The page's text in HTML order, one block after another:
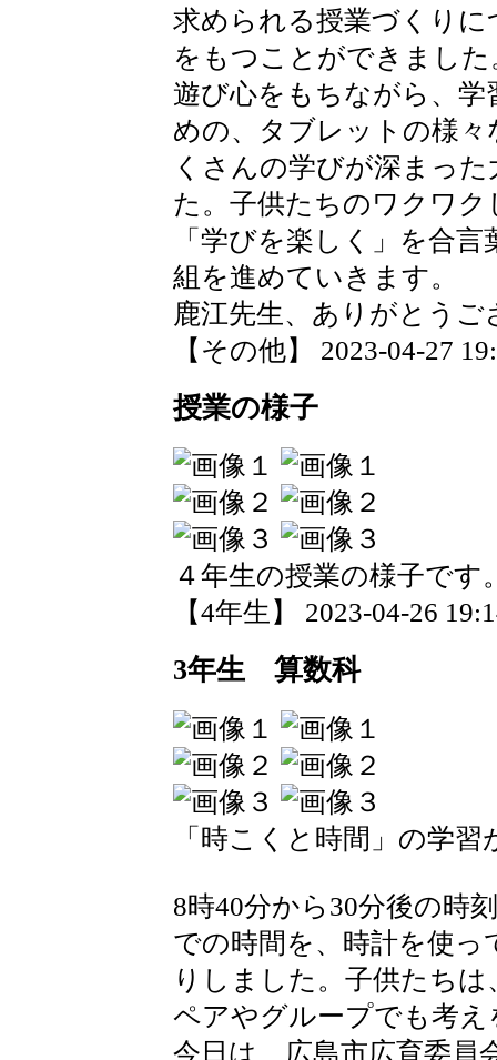
求められる授業づくり
をもつことができました
遊び心をもちながら、
めの、タブレットの様
くさんの学びが深まっ
た。子供たちのワクワ
「学びを楽しく」を合
組を進めていきます。
鹿江先生、ありがとうご
【その他】 2023-04-27
授業の様子
４年生の授業の様子です
【4年生】 2023-04-26
3年生 算数科
「時こくと時間」の学
8時40分から30分後の時
での時間を、時計を使
りしました。子供たち
ペアやグループでも考
今日は、広島市広育委員